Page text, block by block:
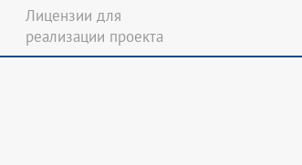
Лицензии для
реализации проекта